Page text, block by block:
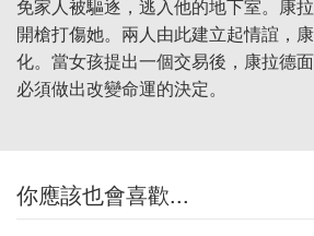
免家人被驅逐，逃入他的地下室。康
開槍打傷她。兩人由此建立起情誼，
化。當女孩提出一個交易後，康拉德
必須做出改變命運的決定。
你應該也會喜歡...